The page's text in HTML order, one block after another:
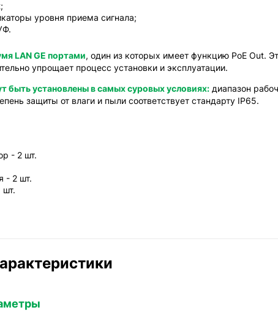
уровня приема сигнала;
LAN GE портами, один из которых имеет функцию PoE Out.
упрощает процесс установки и эксплуатации.
быть установлены в самых суровых условиях: диапазон
защиты от влаги и пыли соответствует стандарту IP65.
- 2 шт.
- 2 шт.
шт.